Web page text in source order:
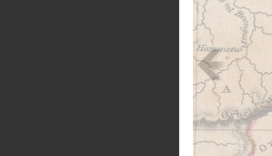
Αυγαί,
Αυγαί